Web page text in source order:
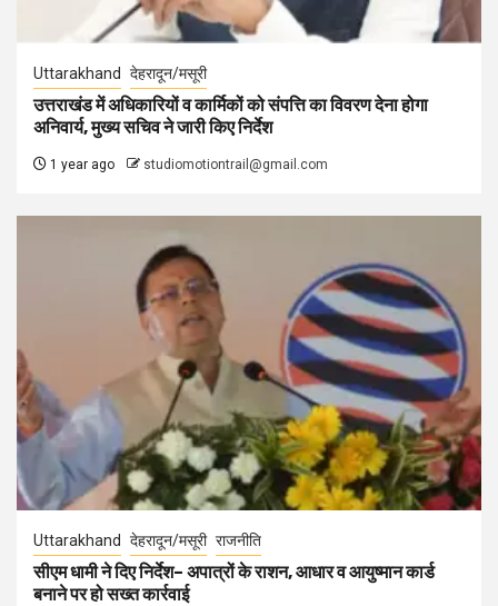
Uttarakhand देहरादून/मसूरी
उत्तराखंड में अधिकारियों व कार्मिकों को संपत्ति का विवरण देना होगा
अनिवार्य, मुख्य सचिव ने जारी किए निर्देश
1 year ago studiomotiontrail@gmail.com
Uttarakhand देहरादून/मसूरी राजनीति
सीएम धामी ने दिए निर्देश– अपात्रों के राशन, आधार व आयुष्मान कार्ड
बनाने पर हो सख्त कार्रवाई